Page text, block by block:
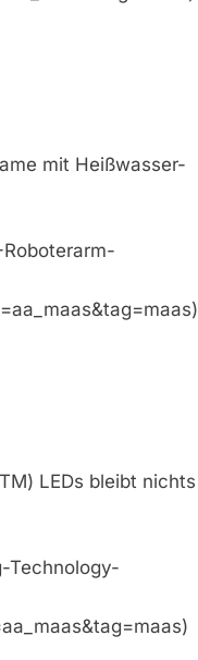
mit Heißwasser-
LEDs bleibt nichts
Technology-